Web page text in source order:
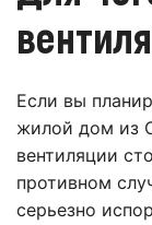
Если вы
жилой дом из
вентиляции
противном
серьезно